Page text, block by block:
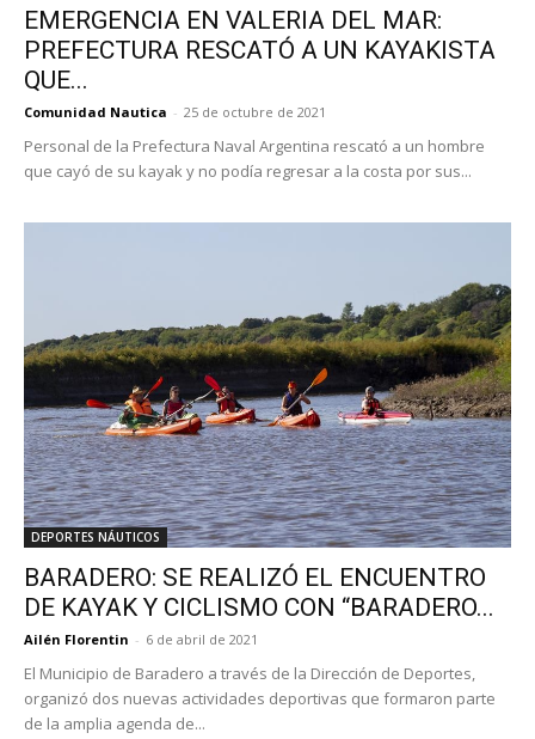
EMERGENCIA EN VALERIA DEL MAR:
PREFECTURA RESCATÓ A UN KAYAKISTA
QUE...
Comunidad Nautica - 25 de octubre de 2021
Personal de la Prefectura Naval Argentina rescató a un hombre
que cayó de su kayak y no podía regresar a la costa por sus...
DEPORTES NÁUTICOS
BARADERO: SE REALIZÓ EL ENCUENTRO
DE KAYAK Y CICLISMO CON “BARADERO...
Ailén Florentin - 6 de abril de 2021
El Municipio de Baradero a través de la Dirección de Deportes,
organizó dos nuevas actividades deportivas que formaron parte
de la amplia agenda de...